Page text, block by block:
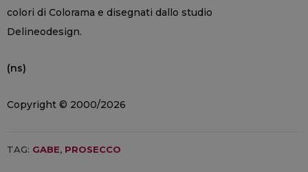
colori di Colorama e disegnati dallo studio
Delineodesign.
(ns)
Copyright © 2000/2026
TAG: GABE, PROSECCO